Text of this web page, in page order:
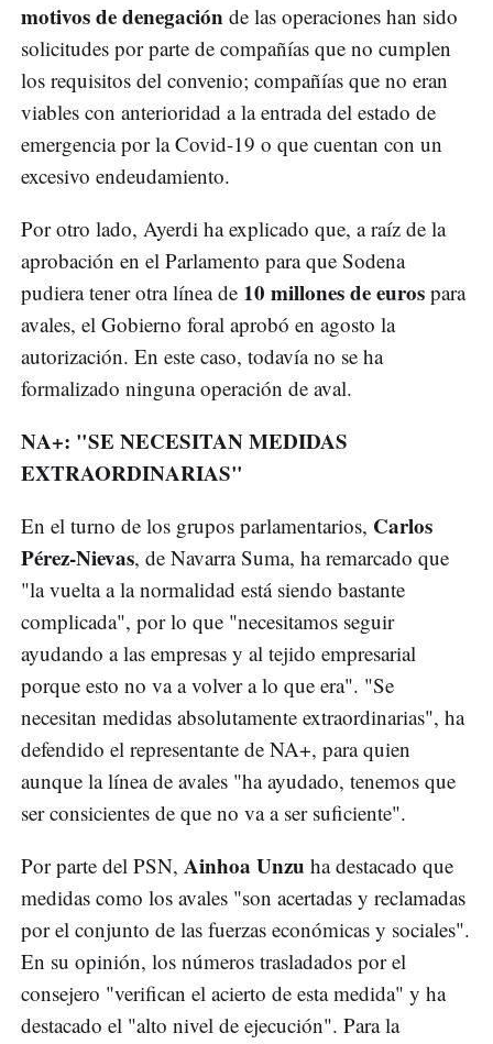
motivos de denegación de las operaciones han sido
solicitudes por parte de compañías que no cumplen
los requisitos del convenio; compañías que no eran
viables con anterioridad a la entrada del estado de
emergencia por la Covid-19 o que cuentan con un
excesivo endeudamiento.
Por otro lado, Ayerdi ha explicado que, a raíz de la
aprobación en el Parlamento para que Sodena
pudiera tener otra línea de 10 millones de euros para
avales, el Gobierno foral aprobó en agosto la
autorización. En este caso, todavía no se ha
formalizado ninguna operación de aval.
NA+: "SE NECESITAN MEDIDAS
EXTRAORDINARIAS"
En el turno de los grupos parlamentarios, Carlos
Pérez-Nievas, de Navarra Suma, ha remarcado que
"la vuelta a la normalidad está siendo bastante
complicada", por lo que "necesitamos seguir
ayudando a las empresas y al tejido empresarial
porque esto no va a volver a lo que era". "Se
necesitan medidas absolutamente extraordinarias", ha
defendido el representante de NA+, para quien
aunque la línea de avales "ha ayudado, tenemos que
ser consicientes de que no va a ser suficiente".
Por parte del PSN, Ainhoa Unzu ha destacado que
medidas como los avales "son acertadas y reclamadas
por el conjunto de las fuerzas económicas y sociales".
En su opinión, los números trasladados por el
consejero "verifican el acierto de esta medida" y ha
destacado el "alto nivel de ejecución". Para la